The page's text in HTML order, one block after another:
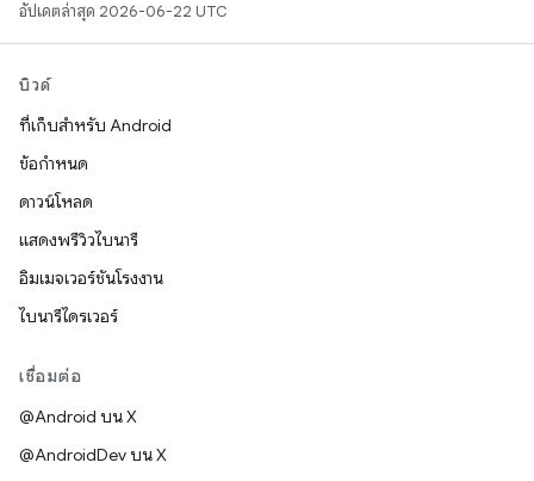
อัปเดตล่าสุด 2026-06-22 UTC
บิวด์
ที่เก็บสำหรับ Android
ข้อกำหนด
ดาวน์โหลด
แสดงพรีวิวไบนารี
อิมเมจเวอร์ชันโรงงาน
ไบนารีไดรเวอร์
เชื่อมต่อ
@Android บน X
@AndroidDev บน X